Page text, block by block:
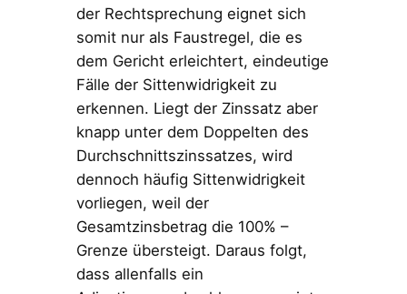
der Rechtsprechung eignet sich
somit nur als Faustregel, die es
dem Gericht erleichtert, eindeutige
Fälle der Sittenwidrigkeit zu
erkennen. Liegt der Zinssatz aber
knapp unter dem Doppelten des
Durchschnittszinssatzes, wird
dennoch häufig Sittenwidrigkeit
vorliegen, weil der
Gesamtzinsbetrag die 100% –
Grenze übersteigt. Daraus folgt,
dass allenfalls ein